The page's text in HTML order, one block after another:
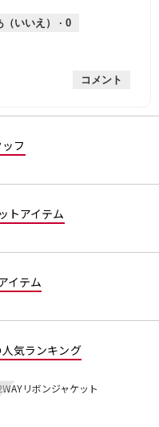
（いいえ） · 0
コメント
フ
トアイテム
イテム
気ランキング